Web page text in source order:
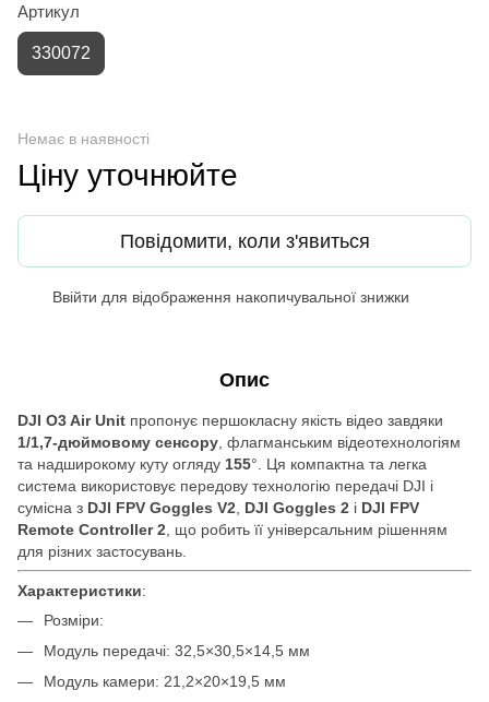
Артикул
330072
Немає в наявності
Ціну уточнюйте
Повідомити, коли з'явиться
Ввійти для відображення накопичувальної знижки
Опис
DJI O3 Air Unit пропонує першокласну якість відео завдяки
1/1,7-дюймовому сенсору , флагманським відеотехнологіям
та надширокому куту огляду 155°. Ця компактна та легка
система використовує передову технологію передачі DJI і
сумісна з DJI FPV Goggles V2 DJI Goggles 2 і DJI FPV
Remote Controller 2 , що робить її універсальним рішенням
для різних застосувань.
Характеристики:
Розміри:
Модуль передачі: 32,5×30,5×14,5 мм
Модуль камери: 21,2×20×19,5 мм